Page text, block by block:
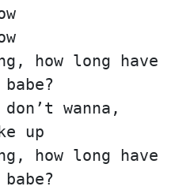
how long have
wanna,
up
how long have